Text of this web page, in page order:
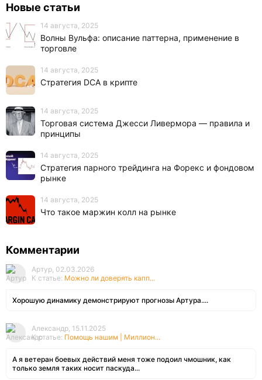
Новые статьи
14 августа, 2025
Волны Вульфа: описание паттерна, применение в
торговле
14 августа, 2025
Стратегия DCA в крипте
14 августа, 2025
Торговая система Джесси Ливермора — правила и
принципы
14 августа, 2025
Стратегия парного трейдинга на Форекс и фондовом
рынке
14 августа, 2025
Что такое маржин колл на рынке
Комментарии
Артур, 02.03.2026
К статье: Можно ли доверять капп...
Хорошую динамику демонстрируют прогнозы Артура....
Александр, 15.11.2025
К статье: Помощь нашим | Миллион...
А я ветеран боевых действий меня тоже подоил чмошник, как
только земля таких носит паскуда...